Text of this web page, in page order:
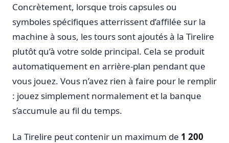
Concrètement, lorsque trois capsules ou
symboles spécifiques atterrissent d’affilée sur la
machine à sous, les tours sont ajoutés à la Tirelire
plutôt qu’à votre solde principal. Cela se produit
automatiquement en arrière-plan pendant que
vous jouez. Vous n’avez rien à faire pour le remplir
: jouez simplement normalement et la banque
s’accumule au fil du temps.
La Tirelire peut contenir un maximum de 1 200